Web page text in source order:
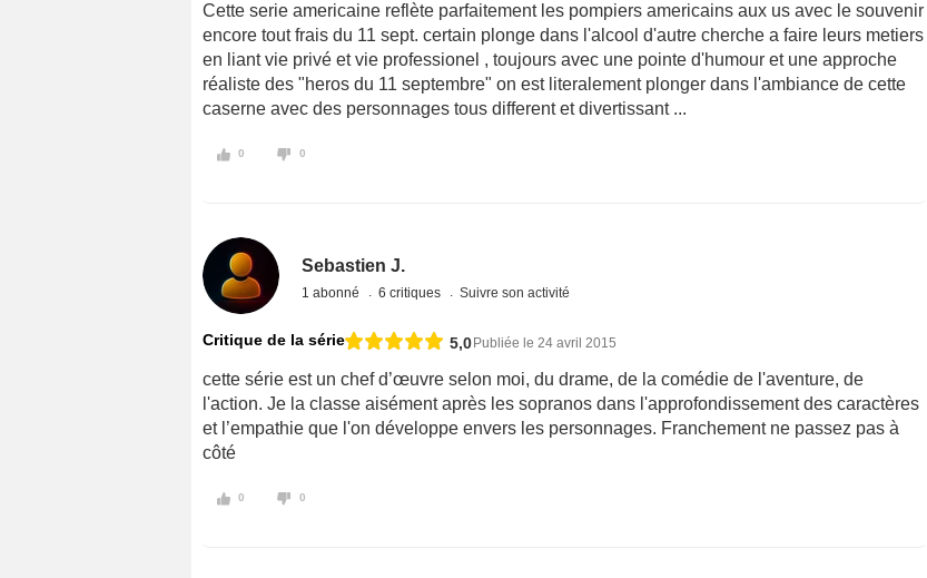
Cette serie americaine reflète parfaitement les pompiers americains aux us avec le souvenir
encore tout frais du 11 sept. certain plonge dans l'alcool d'autre cherche a faire leurs metiers
en liant vie privé et vie professionel , toujours avec une pointe d'humour et une approche
réaliste des "heros du 11 septembre" on est literalement plonger dans l'ambiance de cette
caserne avec des personnages tous different et divertissant ...
0 0
Sebastien J.
1 abonné 6 critiques Suivre son activité
Critique de la série 5,0Publiée le 24 avril 2015
cette série est un chef d’œuvre selon moi, du drame, de la comédie de l'aventure, de
l'action. Je la classe aisément après les sopranos dans l'approfondissement des caractères
et l’empathie que l'on développe envers les personnages. Franchement ne passez pas à
côté
0 0